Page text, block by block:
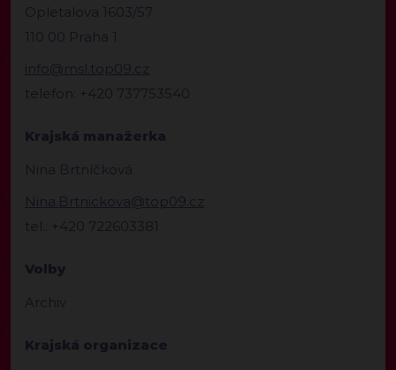
Opletalova 1603/57
110 00 Praha 1
info@msl.top09.cz
telefon: +420 737753540
Krajská manažerka
Nina Brtníčková
Nina.Brtnickova@top09.cz
tel.: +420 722603381
Volby
Archiv
Krajská organizace